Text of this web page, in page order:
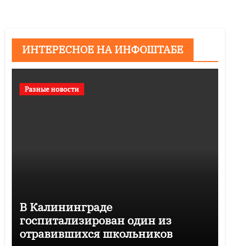
ИНТЕРЕСНОЕ НА ИНФОШТАБЕ
Разные новости
В Калининграде
госпитализирован один из
отравившихся школьников